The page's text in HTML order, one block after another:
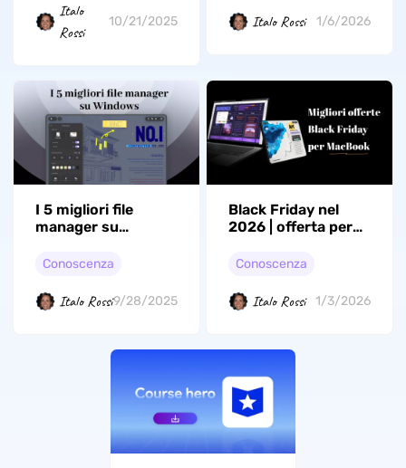
Italo
Rossi
10/21/2025 Italo Rossi 1/6/2026
I 5 migliori file
manager su
Conoscenza
Italo Rossi9/28/2025
Black Friday nel
2026 | offerta per
Conoscenza
Italo Rossi 1/3/2026